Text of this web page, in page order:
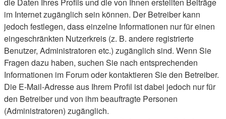
im Internet zugänglich sein können. Der Betreiber kann
jedoch festlegen, dass einzelne Informationen nur für einen
eingeschränkten Nutzerkreis (z. B. andere registrierte
Benutzer, Administratoren etc.) zugänglich sind. Wenn Sie
Fragen dazu haben, suchen Sie nach entsprechenden
Informationen im Forum oder kontaktieren Sie den Betreiber.
Die E-Mail-Adresse aus Ihrem Profil ist dabei jedoch nur für
den Betreiber und von ihm beauftragte Personen
(Administratoren) zugänglich.